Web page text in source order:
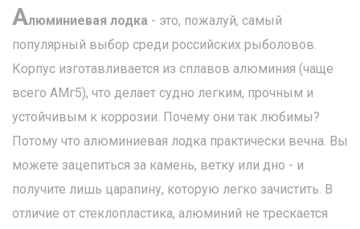
Алюминиевая лодка - это, пожалуй, самый
популярный выбор среди российских рыболовов.
Корпус изготавливается из сплавов алюминия (чаще
всего АМг5), что делает судно легким, прочным и
устойчивым к коррозии. Почему они так любимы?
Потому что алюминиевая лодка практически вечна. Вы
можете зацепиться за камень, ветку или дно - и
получите лишь царапину, которую легко зачистить. В
отличие от стеклопластика, алюминий не трескается